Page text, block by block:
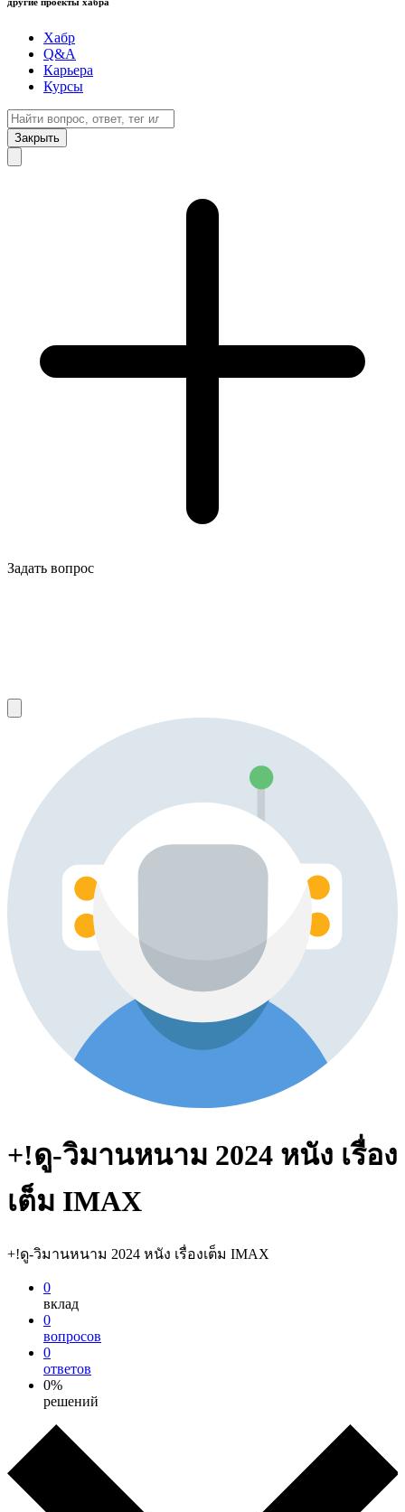
Хабр
Q&A
Карьера
Курсы
Закрыть
Задать вопрос
+!ดู-วิมานหนาม 2024 หนัง เรื่อง
เต็ม IMAX
+!ดู-วิมานหนาม 2024 หนัง เรื่องเต็ม IMAX
0
вклад
0
вопросов
0
ответов
0%
решений